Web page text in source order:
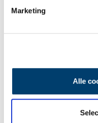
Marketing
Alle
Uit de Korte handleiding voor de
scheidsrechter met eigen
al door het doel’ was
stellen zou zijn. Ook als